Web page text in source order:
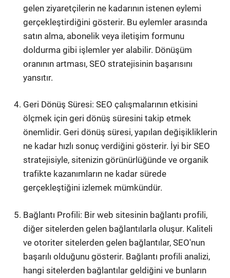
gelen ziyaretçilerin ne kadarının istenen eylemi
gerçekleştirdiğini gösterir. Bu eylemler arasında
satın alma, abonelik veya iletişim formunu
doldurma gibi işlemler yer alabilir. Dönüşüm
oranının artması, SEO stratejisinin başarısını
yansıtır.
Geri Dönüş Süresi: SEO çalışmalarının etkisini
ölçmek için geri dönüş süresini takip etmek
önemlidir. Geri dönüş süresi, yapılan değişikliklerin
ne kadar hızlı sonuç verdiğini gösterir. İyi bir SEO
stratejisiyle, sitenizin görünürlüğünde ve organik
trafikte kazanımların ne kadar sürede
gerçekleştiğini izlemek mümkündür.
Bağlantı Profili: Bir web sitesinin bağlantı profili,
diğer sitelerden gelen bağlantılarla oluşur. Kaliteli
ve otoriter sitelerden gelen bağlantılar, SEO'nun
başarılı olduğunu gösterir. Bağlantı profili analizi,
hangi sitelerden bağlantılar geldiğini ve bunların